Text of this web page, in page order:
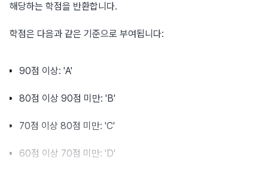
해당하는 학점을 반환합니다.
학점은 다음과 같은 기준으로 부여됩니다:
90점 이상: 'A'
80점 이상 90점 미만: 'B'
70점 이상 80점 미만: 'C'
60점 이상 70점 미만: 'D'